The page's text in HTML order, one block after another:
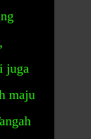
juga
maju